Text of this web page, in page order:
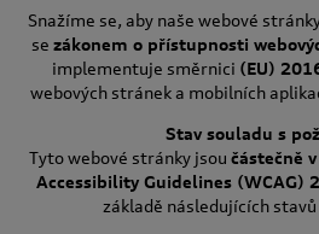
Snažíme se, aby naše webové
se zákonem o přístupnosti
implementuje směrnici (EU)
webových stránek a mobilních
Stav souladu s
Tyto webové stránky jsou částečně
Accessibility Guidelines (WCAG)
základě následujících